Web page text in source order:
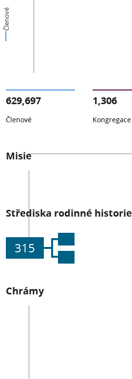
Členové
629,697
Členové
1,306
Kongregace
Misie
Střediska rodinné historie
315
Chrámy